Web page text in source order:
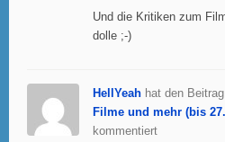
Und die Kritiken zum
dolle ;-)
HellYeah hat den Beitrag
Filme und mehr (bis
kommentiert